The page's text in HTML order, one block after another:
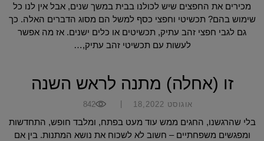
מכירים את החפצים שיש לכולנו בבית במשך שנים, אבל אין לנו כל
שימוש בהם? תכשיטי וחפצי כסף למשל הם מסוג הדברים האלה. כך
גם לגבי חפצי זהב עתיק, תכשיטים או כלים ישנים. אז מה אפשר
לעשות עם תכשיטי זהב עתיק,…
זו (אחלה) מתנה לראש השנה
אוגוסט 18,2022 |
842
בלי שהרגשנו, החגים ממש עוד מעט בפתח, ומלבד חופש, התחדשות
ומפגשים משפחתיים – חשוב לא לשכוח את נושא המתנות. בין אם